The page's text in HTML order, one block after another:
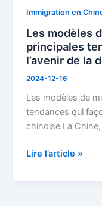
Immigration en
Les modèles
principales
l’avenir de la
2024-12-16
Les modèles de
tendances qui
chinoise La
l’avenir
de
démographie
Lire l’article »